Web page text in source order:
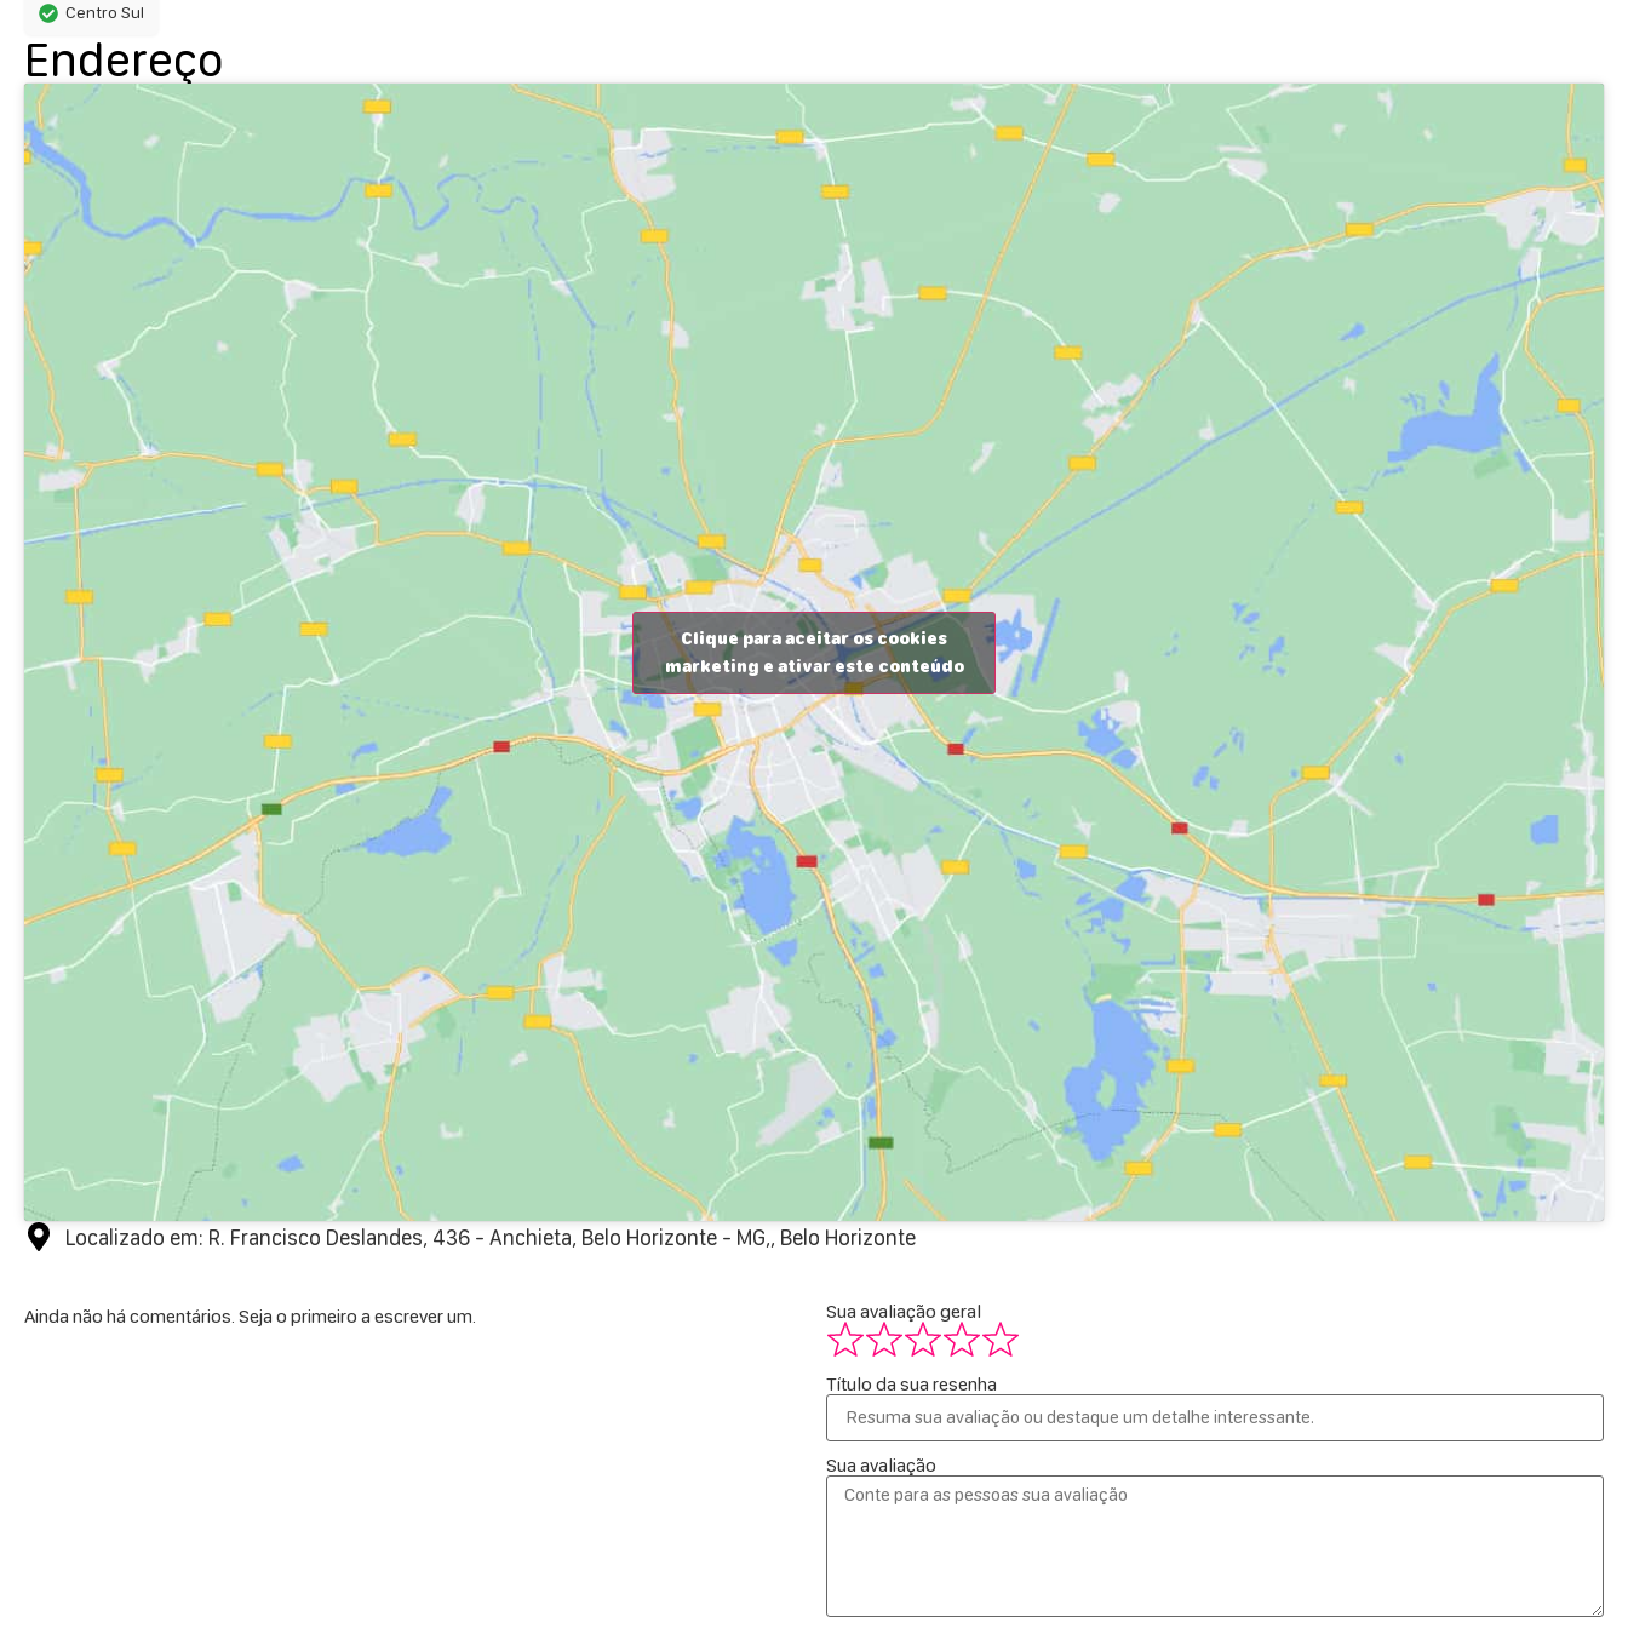
Centro Sul
Endereço
Clique para aceitar os cookies
marketing e ativar este conteúdo
Localizado em: R. Francisco Deslandes, 436 - Anchieta, Belo Horizonte - MG,, Belo Horizonte
Ainda não há comentários. Seja o primeiro a escrever um. Sua avaliação geral
Título da sua resenha
Sua avaliação